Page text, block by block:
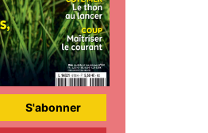
S'abonner